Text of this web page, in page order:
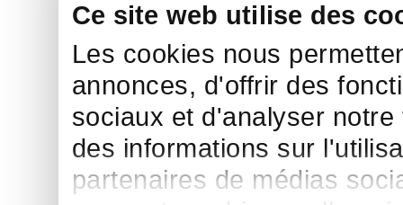
Ce site web utilise des
Les cookies nous
annonces, d'offrir des
sociaux et d'analyser
des informations sur
partenaires de médias